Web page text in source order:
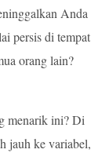
Anda
persis di tempat
orang lain?
menarik ini? Di
jauh ke variabel,